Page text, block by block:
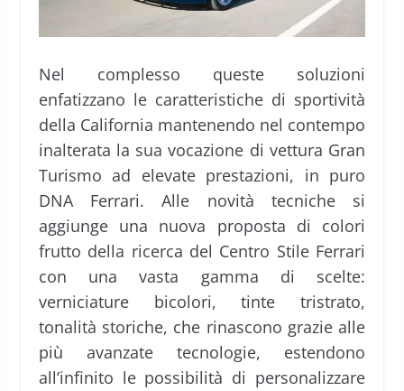
Nel complesso queste soluzioni
enfatizzano le caratteristiche di sportività
della California mantenendo nel contempo
inalterata la sua vocazione di vettura Gran
Turismo ad elevate prestazioni, in puro
DNA Ferrari. Alle novità tecniche si
aggiunge una nuova proposta di colori
frutto della ricerca del Centro Stile Ferrari
con una vasta gamma di scelte:
verniciature bicolori, tinte tristrato,
tonalità storiche, che rinascono grazie alle
più avanzate tecnologie, estendono
all’infinito le possibilità di personalizzare